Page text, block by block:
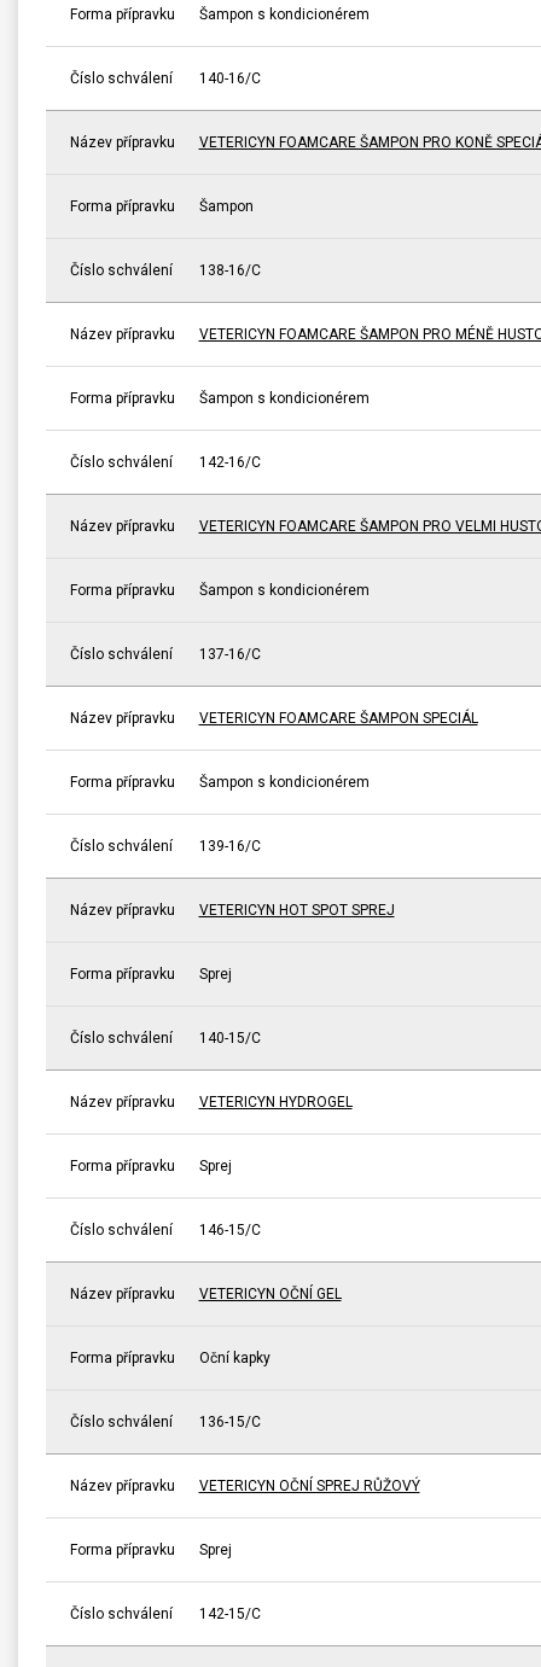
Forma přípravku Šampon s kondicionérem
Číslo schválení 140-16/C
Název přípravku VETERICYN FOAMCARE ŠAMPON PRO KONĚ
Forma přípravku Šampon
Číslo schválení 138-16/C
Název přípravku VETERICYN FOAMCARE ŠAMPON PRO MÉNĚ
Forma přípravku Šampon s kondicionérem
Číslo schválení 142-16/C
Název přípravku VETERICYN FOAMCARE ŠAMPON PRO VELMI
Forma přípravku Šampon s kondicionérem
Číslo schválení 137-16/C
Název přípravku VETERICYN FOAMCARE ŠAMPON SPECIÁL
Forma přípravku Šampon s kondicionérem
Číslo schválení 139-16/C
Název přípravku VETERICYN HOT SPOT SPREJ
Forma přípravku Sprej
Číslo schválení 140-15/C
Název přípravku VETERICYN HYDROGEL
Forma přípravku Sprej
Číslo schválení 146-15/C
Název přípravku VETERICYN OČNÍ GEL
Forma přípravku Oční kapky
Číslo schválení 136-15/C
Název přípravku VETERICYN OČNÍ SPREJ RŮŽOVÝ
Forma přípravku Sprej
Číslo schválení 142-15/C